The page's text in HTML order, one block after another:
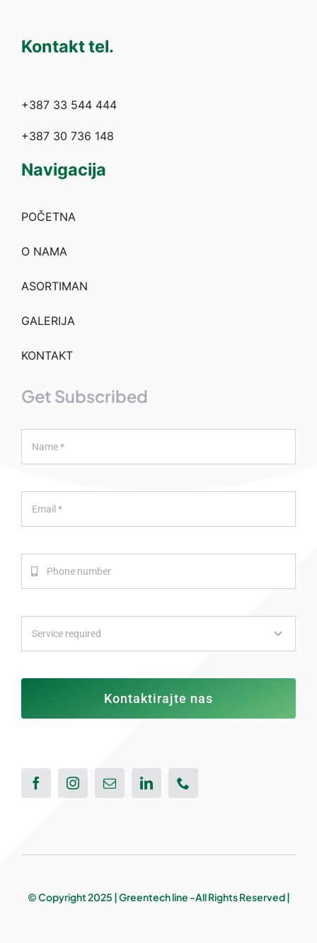
Kontakt tel.
+387 33 544 444
+387 30 736 148
Navigacija
POČETNA
O NAMA
ASORTIMAN
GALERIJA
KONTAKT
Get Subscribed
Kontaktirajte nas
© Copyright 2025 | Greentech line -All Rights Reserved |